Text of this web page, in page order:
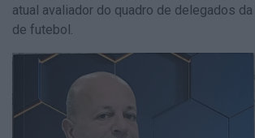
atual avaliador do quadro de delegados
de futebol.